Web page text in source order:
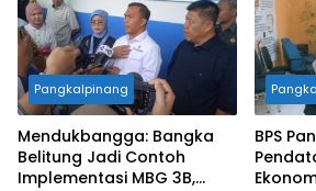
Pangkalpinang
Mendukbangga: Bangka
Belitung Jadi Contoh
Implementasi MBG 3B,
BPS